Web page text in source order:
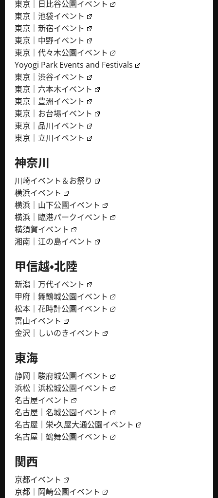
東京｜日比谷公園イベント
東京｜池袋イベント
東京｜新宿イベント
東京｜中野イベント
東京｜代々木公園イベント
Yoyogi Park Events and Festivals
東京｜渋谷イベント
東京｜六本木イベント
東京｜豊洲イベント
東京｜お台場イベント
東京｜品川イベント
東京｜立川イベント
神奈川
川崎イベント＆お祭り
横浜イベント
横浜｜山下公園イベント
横浜｜臨港パークイベント
横須賀イベント
湘南｜江の島イベント
甲信越・北陸
新潟｜万代イベント
甲府｜舞鶴城公園イベント
松本｜花時計公園イベント
富山イベント
金沢｜しいのきイベント
東海
静岡｜駿府城公園イベント
浜松｜浜松城公園イベント
名古屋イベント
名古屋｜名城公園イベント
名古屋｜栄・久屋大通公園イベント
名古屋｜鶴舞公園イベント
関西
京都イベント
京都｜岡崎公園イベント